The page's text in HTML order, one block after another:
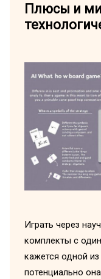
Плюсы и
Играть через
комплекты с
кажется одной
потенциально